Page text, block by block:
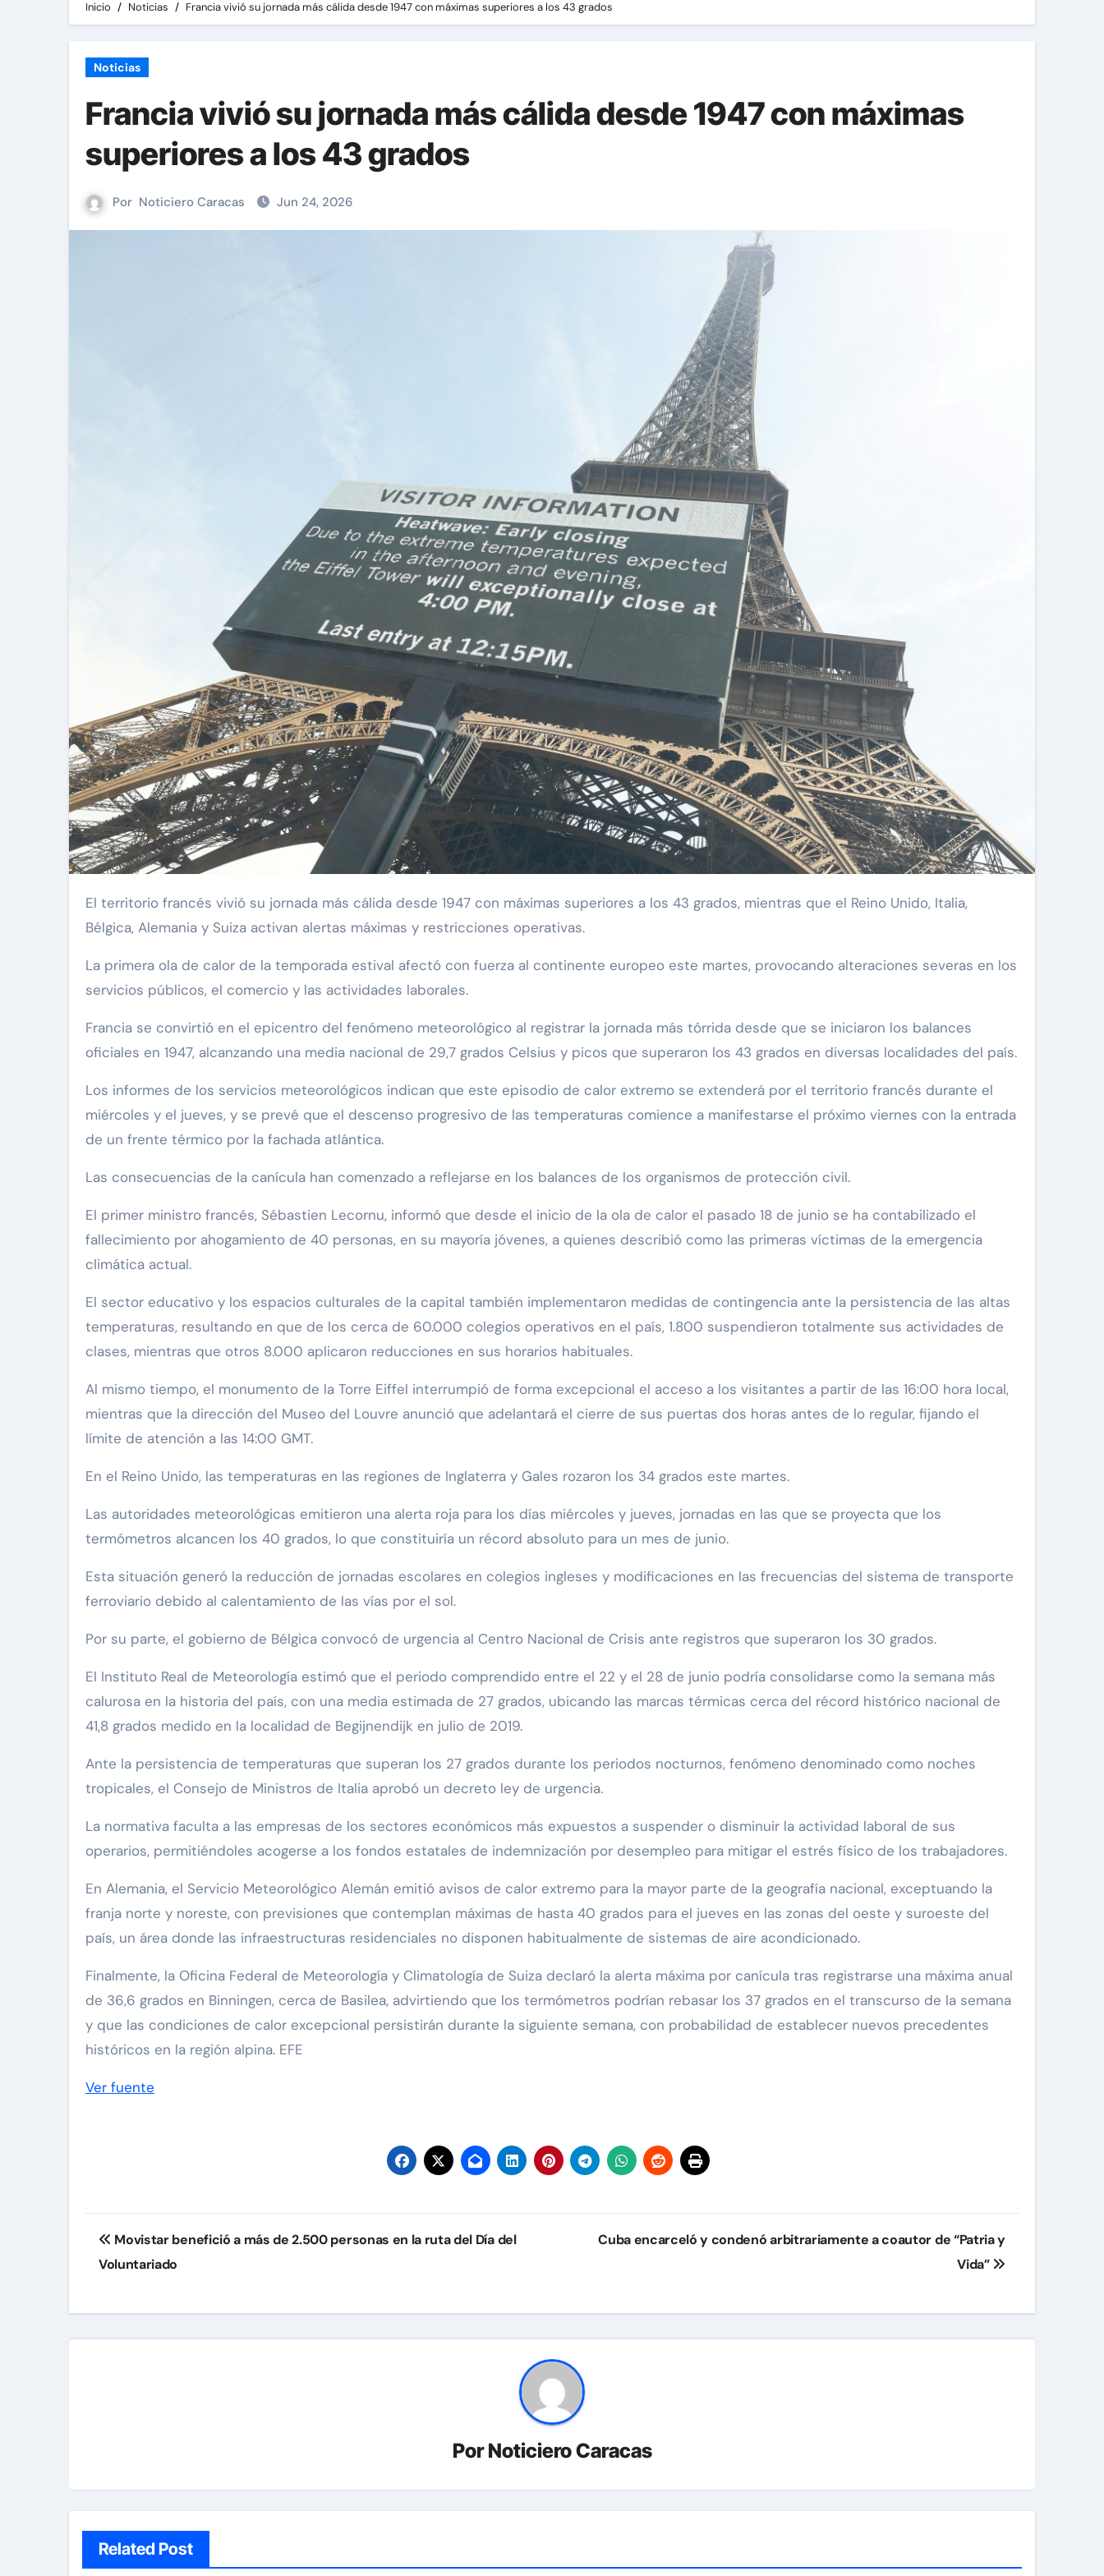
Inicio Noticias Francia vivió su jornada más cálida desde 1947 con máximas superiores a los 43 grados
Noticias
Francia vivió su jornada más cálida desde 1947 con máximas
superiores a los 43 grados
Por Noticiero Caracas Jun 24, 2026
El territorio francés vivió su jornada más cálida desde 1947 con máximas superiores a los 43 grados, mientras que el Reino Unido, Italia,
Bélgica, Alemania y Suiza activan alertas máximas y restricciones operativas.
La primera ola de calor de la temporada estival afectó con fuerza al continente europeo este martes, provocando alteraciones severas en los
servicios públicos, el comercio y las actividades laborales.
Francia se convirtió en el epicentro del fenómeno meteorológico al registrar la jornada más tórrida desde que se iniciaron los balances
oficiales en 1947, alcanzando una media nacional de 29,7 grados Celsius y picos que superaron los 43 grados en diversas localidades del país.
Los informes de los servicios meteorológicos indican que este episodio de calor extremo se extenderá por el territorio francés durante el
miércoles y el jueves, y se prevé que el descenso progresivo de las temperaturas comience a manifestarse el próximo viernes con la entrada
de un frente térmico por la fachada atlántica.
Las consecuencias de la canícula han comenzado a reflejarse en los balances de los organismos de protección civil.
El primer ministro francés, Sébastien Lecornu, informó que desde el inicio de la ola de calor el pasado 18 de junio se ha contabilizado el
fallecimiento por ahogamiento de 40 personas, en su mayoría jóvenes, a quienes describió como las primeras víctimas de la emergencia
climática actual.
El sector educativo y los espacios culturales de la capital también implementaron medidas de contingencia ante la persistencia de las altas
temperaturas, resultando en que de los cerca de 60.000 colegios operativos en el país, 1.800 suspendieron totalmente sus actividades de
clases, mientras que otros 8.000 aplicaron reducciones en sus horarios habituales.
Al mismo tiempo, el monumento de la Torre Eiffel interrumpió de forma excepcional el acceso a los visitantes a partir de las 16:00 hora local,
mientras que la dirección del Museo del Louvre anunció que adelantará el cierre de sus puertas dos horas antes de lo regular, fijando el
límite de atención a las 14:00 GMT.
En el Reino Unido, las temperaturas en las regiones de Inglaterra y Gales rozaron los 34 grados este martes.
Las autoridades meteorológicas emitieron una alerta roja para los días miércoles y jueves, jornadas en las que se proyecta que los
termómetros alcancen los 40 grados, lo que constituiría un récord absoluto para un mes de junio.
Esta situación generó la reducción de jornadas escolares en colegios ingleses y modificaciones en las frecuencias del sistema de transporte
ferroviario debido al calentamiento de las vías por el sol.
Por su parte, el gobierno de Bélgica convocó de urgencia al Centro Nacional de Crisis ante registros que superaron los 30 grados.
El Instituto Real de Meteorología estimó que el periodo comprendido entre el 22 y el 28 de junio podría consolidarse como la semana más
calurosa en la historia del país, con una media estimada de 27 grados, ubicando las marcas térmicas cerca del récord histórico nacional de
41,8 grados medido en la localidad de Begijnendijk en julio de 2019.
Ante la persistencia de temperaturas que superan los 27 grados durante los periodos nocturnos, fenómeno denominado como noches
tropicales, el Consejo de Ministros de Italia aprobó un decreto ley de urgencia.
La normativa faculta a las empresas de los sectores económicos más expuestos a suspender o disminuir la actividad laboral de sus
operarios, permitiéndoles acogerse a los fondos estatales de indemnización por desempleo para mitigar el estrés físico de los trabajadores.
En Alemania, el Servicio Meteorológico Alemán emitió avisos de calor extremo para la mayor parte de la geografía nacional, exceptuando la
franja norte y noreste, con previsiones que contemplan máximas de hasta 40 grados para el jueves en las zonas del oeste y suroeste del
país, un área donde las infraestructuras residenciales no disponen habitualmente de sistemas de aire acondicionado.
Finalmente, la Oficina Federal de Meteorología y Climatología de Suiza declaró la alerta máxima por canícula tras registrarse una máxima anual
de 36,6 grados en Binningen, cerca de Basilea, advirtiendo que los termómetros podrían rebasar los 37 grados en el transcurso de la semana
y que las condiciones de calor excepcional persistirán durante la siguiente semana, con probabilidad de establecer nuevos precedentes
históricos en la región alpina. EFE
Ver fuente
Navegación
de
Movistar benefició a más de 2.500 personas en la ruta del Día del
Voluntariado
Cuba encarceló y condenó arbitrariamente a coautor de “Patria y
Vida”
PorNoticiero Caracas
Related Post